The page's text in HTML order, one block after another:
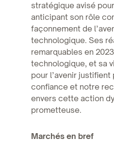
stratégique avisé
anticipant son rôle
façonnement de
technologique. Ses
remarquables en
technologique, et sa
pour l’avenir
confiance et notre
envers cette action
prometteuse.
Marchés en bref